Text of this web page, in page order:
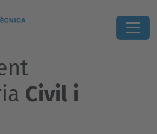
Civil i